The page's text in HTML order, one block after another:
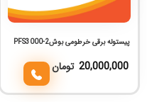
پیستوله برقی خرطومی بوشPFS3000-2
20,000,000 تومان